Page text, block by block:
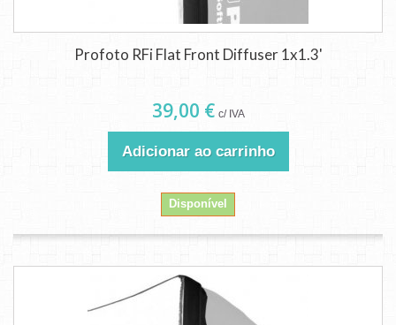
Profoto RFi Flat Front Diffuser 1x1.3'
39,00 € c/ IVA
Adicionar ao carrinho
Disponível